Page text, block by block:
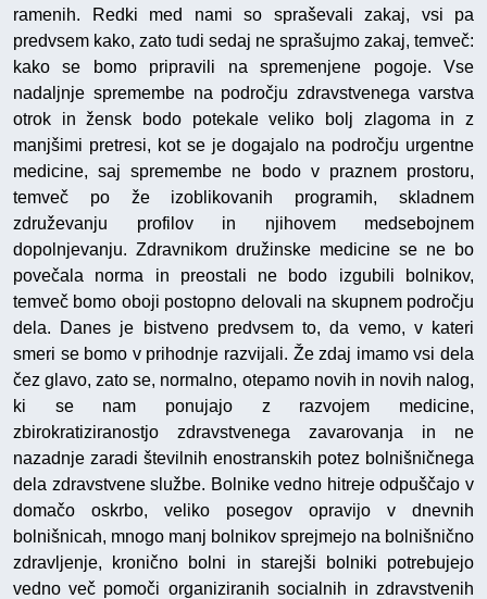
ramenih. Redki med nami so spraševali zakaj, vsi pa
predvsem kako, zato tudi sedaj ne sprašujmo zakaj, temveč:
kako se bomo pripravili na spremenjene pogoje. Vse
nadaljnje spremembe na področju zdravstvenega varstva
otrok in žensk bodo potekale veliko bolj zlagoma in z
manjšimi pretresi, kot se je dogajalo na področju urgentne
medicine, saj spremembe ne bodo v praznem prostoru,
temveč po že izoblikovanih programih, skladnem
združevanju profilov in njihovem medsebojnem
dopolnjevanju. Zdravnikom družinske medicine se ne bo
povečala norma in preostali ne bodo izgubili bolnikov,
temveč bomo oboji postopno delovali na skupnem področju
dela. Danes je bistveno predvsem to, da vemo, v kateri
smeri se bomo v prihodnje razvijali. Že zdaj imamo vsi dela
čez glavo, zato se, normalno, otepamo novih in novih nalog,
ki se nam ponujajo z razvojem medicine,
zbirokratiziranostjo zdravstvenega zavarovanja in ne
nazadnje zaradi številnih enostranskih potez bolnišničnega
dela zdravstvene službe. Bolnike vedno hitreje odpuščajo v
domačo oskrbo, veliko posegov opravijo v dnevnih
bolnišnicah, mnogo manj bolnikov sprejmejo na bolnišnično
zdravljenje, kronično bolni in starejši bolniki potrebujejo
vedno več pomoči organiziranih socialnih in zdravstvenih